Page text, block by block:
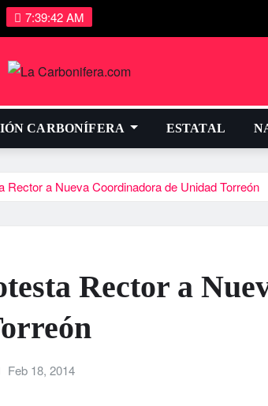
7:39:43 AM
CARBONÍFERA ESTATAL
Rector a Nueva Coordinadora de Unidad Torreón
Rector a
Feb 18, 2014